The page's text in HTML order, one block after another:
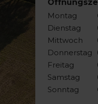
Montag
Dienstag
Mittwoch
Donnerstag
Freitag
Samstag
Sonntag